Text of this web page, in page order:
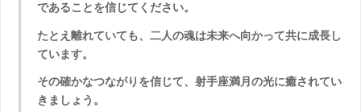
であることを信じてください。
たとえ離れていても、二人の魂は未来へ向かって共に成長し
ています。
その確かなつながりを信じて、射手座満月の光に癒されてい
きましょう。